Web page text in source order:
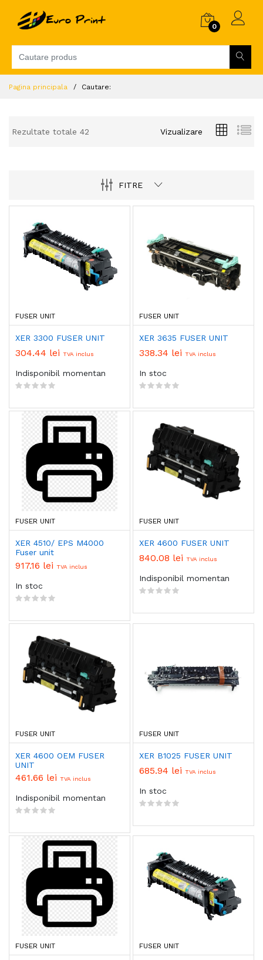
0
Pagina principala Cautare:
Rezultate totale 42 Vizualizare
FITRE
FUSER UNIT
XER 3300 FUSER UNIT
304.44 lei TVA inclus
Indisponibil momentan
FUSER UNIT
XER 3635 FUSER UNIT
338.34 lei TVA inclus
In stoc
FUSER UNIT
XER 4510/ EPS M4000
Fuser unit
917.16 lei TVA inclus
In stoc
FUSER UNIT
XER 4600 FUSER UNIT
840.08 lei TVA inclus
Indisponibil momentan
FUSER UNIT
XER 4600 OEM FUSER
UNIT
461.66 lei TVA inclus
Indisponibil momentan
FUSER UNIT
XER B1025 FUSER UNIT
685.94 lei TVA inclus
In stoc
FUSER UNIT FUSER UNIT